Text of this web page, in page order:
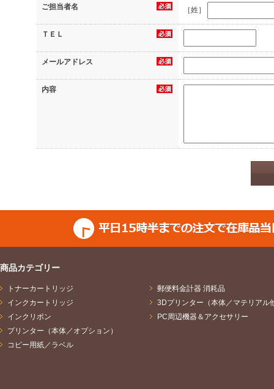
へのご応募、（7）その他
等の際に当社にご提供いた
に可能な限り管理し保護す
1.個人情報の利用目的
いた目的に応じて次のと
し、他の利用はいたしませ
ご請求のあった資料の送
答、並びに商品・サービス
（2）セミナー・イベント
セミナー・イベントの運営
ビスやセミナー・イベント
計処理、商品・サービスの
ご担当者名 ［姓］
ＴＥＬ
メールアドレス
内容
商品カテゴリー
トナーカートリッジ
インクカートリッジ
インクリボン
プリンター（本体／オプション）
コピー用紙／ラベル
郵便料金計器 消耗品
3Dプリンター（本体／マテリアル
PC周辺機器＆アクセサリー